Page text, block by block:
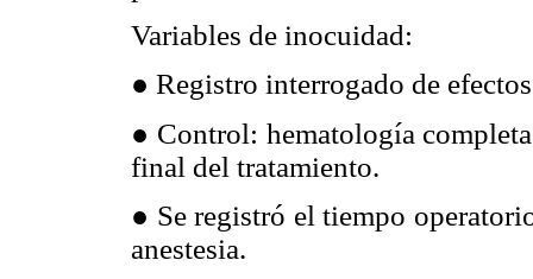
Variables de inocuidad:
● Registro interrogado de
● Control: hematología
final del tratamiento.
● Se registró el tiempo
anestesia.